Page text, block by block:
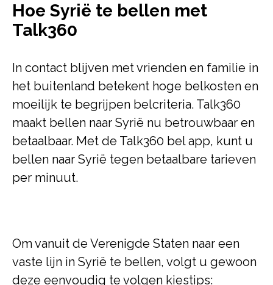
Hoe Syrië te bellen met
Talk360
In contact blijven met vrienden en familie in
het buitenland betekent hoge belkosten en
moeilijk te begrijpen belcriteria. Talk360
maakt bellen naar Syrië nu betrouwbaar en
betaalbaar. Met de Talk360 bel app, kunt u
bellen naar Syrië tegen betaalbare tarieven
per minuut.
Om vanuit de Verenigde Staten naar een
vaste lijn in Syrië te bellen, volgt u gewoon
deze eenvoudig te volgen kiestips: